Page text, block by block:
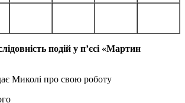
подій у п’єсі «Мартин
Миколі про свою роботу